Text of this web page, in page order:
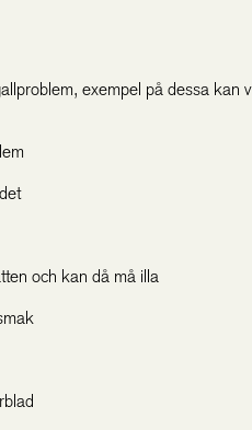
exempel på dessa kan
och kan då må illa